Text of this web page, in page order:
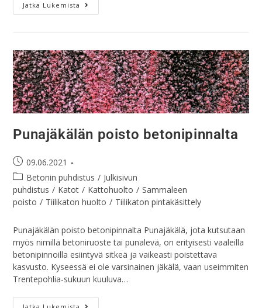
Jatka Lukemista
Punajäkälän poisto betonipinnalta
09.06.2021
Betonin puhdistus / Julkisivun
puhdistus / Katot / Kattohuolto / Sammaleen
poisto / Tiilikaton huolto / Tiilikaton pintakäsittely
Punajäkälän poisto betonipinnalta Punajäkälä, jota kutsutaan
myös nimillä betoniruoste tai punalevä, on erityisesti vaaleilla
betonipinnoilla esiintyvä sitkeä ja vaikeasti poistettava
kasvusto. Kyseessä ei ole varsinainen jäkälä, vaan useimmiten
Trentepohlia-sukuun kuuluva…